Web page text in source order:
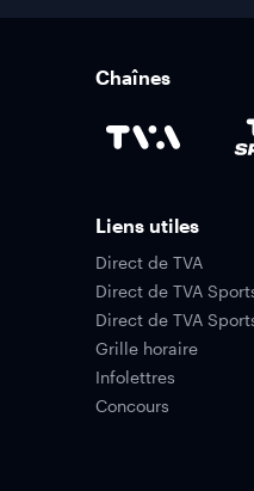
Chaînes
Liens utiles
Direct de TVA
Direct de TVA
Direct de TVA
Grille horaire
Infolettres
Concours